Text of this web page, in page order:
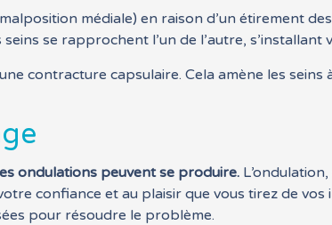
médiale) en raison d’un étirement
se rapprochent l’un de l’autre, s’installant
contracture capsulaire. Cela amène les
ondulations peuvent se produire.
confiance et au plaisir que vous tirez de
pour résoudre le problème.